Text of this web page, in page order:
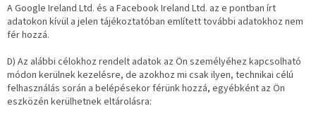
A Google Ireland Ltd. és a Facebook Ireland Ltd. az e pontban írt
adatokon kívül a jelen tájékoztatóban említett további adatokhoz nem
fér hozzá.
D) Az alábbi célokhoz rendelt adatok az Ön személyéhez kapcsolható
módon kerülnek kezelésre, de azokhoz mi csak ilyen, technikai célú
felhasználás során a belépésekor férünk hozzá, egyébként az Ön
eszközén kerülhetnek eltárolásra: